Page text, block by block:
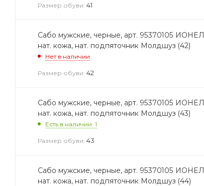
Размер обуви: 41
Сабо мужские, черные, арт. 95370105 ИОНЕЛ
нат. кожа, нат. подпяточник Молдшуз (42)
Нет в наличии
Размер обуви: 42
Сабо мужские, черные, арт. 95370105 ИОНЕЛ
нат. кожа, нат. подпяточник Молдшуз (43)
Есть в наличии: 1
Размер обуви: 43
Сабо мужские, черные, арт. 95370105 ИОНЕЛ
нат. кожа, нат. подпяточник Молдшуз (44)